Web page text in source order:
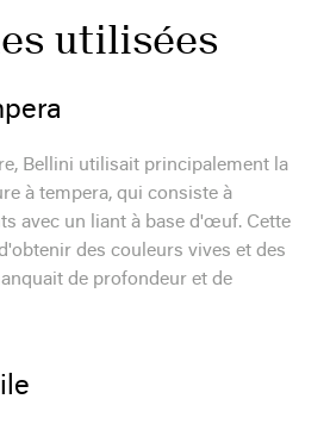
utilisées
Bellini utilisait principalement la
à tempera, qui consiste à
avec un liant à base d'œuf. Cette
des couleurs vives et des
de profondeur et de